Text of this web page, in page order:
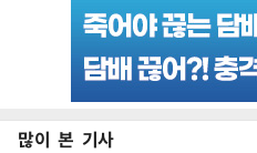
많이 본 기사